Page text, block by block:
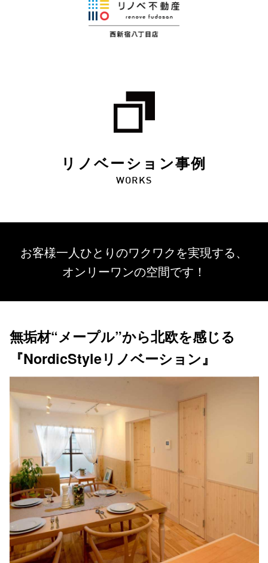
リノベーション事例
WORKS
お客様一人ひとりのワクワクを実現する、
オンリーワンの空間です！
無垢材“メープル”から北欧を感じる
『NordicStyleリノベーション』